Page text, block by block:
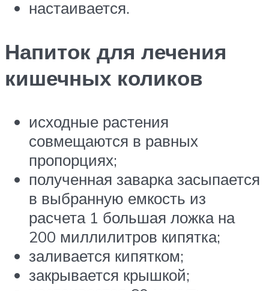
настаивается.
Напиток для лечения
кишечных коликов
исходные растения
совмещаются в равных
пропорциях;
полученная заварка засыпается
в выбранную емкость из
расчета 1 большая ложка на
200 миллилитров кипятка;
заливается кипятком;
закрывается крышкой;